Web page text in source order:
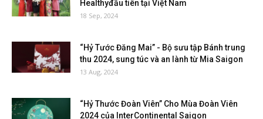
Healthyđầu tiên tại Việt Nam
18 Sep, 2024
“Hỷ Tước Đăng Mai” - Bộ sưu tập Bánh trung
thu 2024, sung túc và an lành từ Mia Saigon
13 Aug, 2024
“Hỷ Thước Đoàn Viên” Cho Mùa Đoàn Viên
2024 của InterContinental Saigon